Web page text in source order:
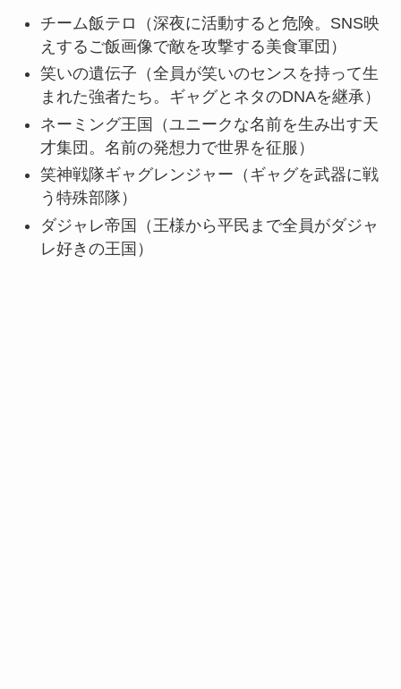
チーム飯テロ（深夜に活動すると危険。SNS映
えするご飯画像で敵を攻撃する美食軍団）
笑いの遺伝子（全員が笑いのセンスを持って生
まれた強者たち。ギャグとネタのDNAを継承）
ネーミング王国（ユニークな名前を生み出す天
才集団。名前の発想力で世界を征服）
笑神戦隊ギャグレンジャー（ギャグを武器に戦
う特殊部隊）
ダジャレ帝国（王様から平民まで全員がダジャ
レ好きの王国）